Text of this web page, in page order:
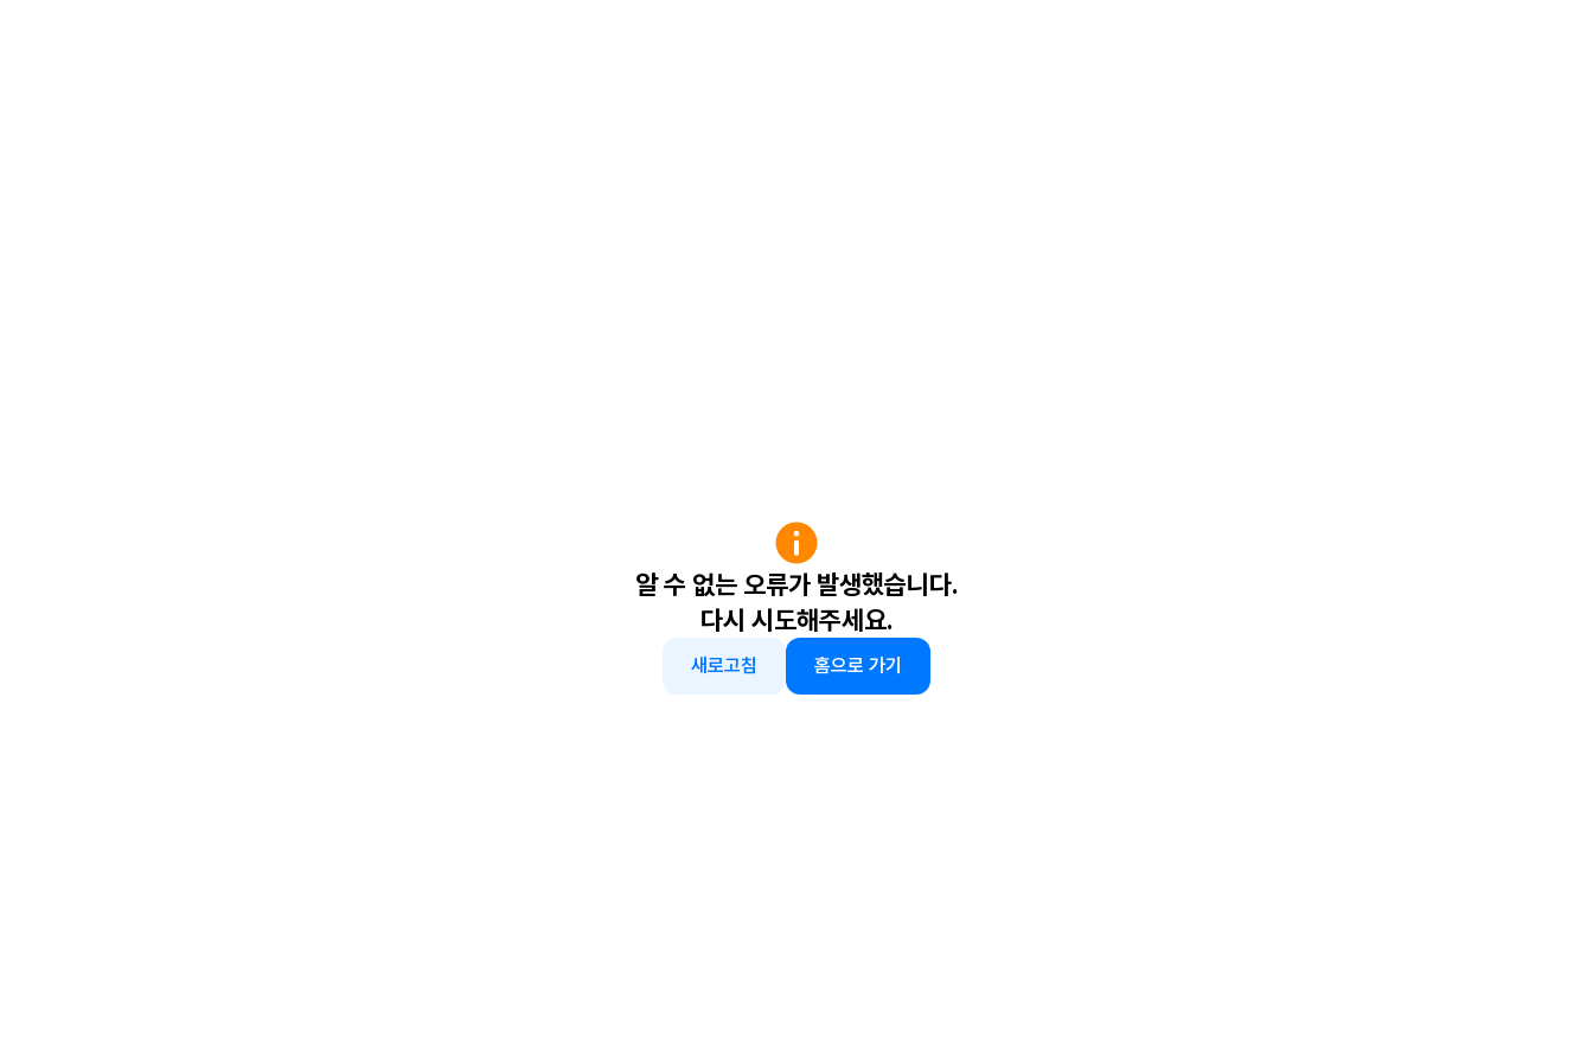
알 수 없는 오류가 발생했습니다.
다시 시도해주세요.
새로고침 홈으로 가기